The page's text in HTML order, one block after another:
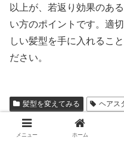
以上が、若返り効果のあ
い方のポイントです。適
しい髪型を手に入れるこ
ださい。
髪型を変えてみる ヘアス
シ
メニュー ホーム